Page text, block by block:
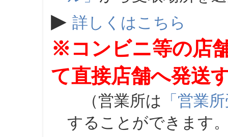
▶ 詳しくはこちら
※コンビニ等の店
て直接店舗へ発送
（営業所は 「営業
することができます